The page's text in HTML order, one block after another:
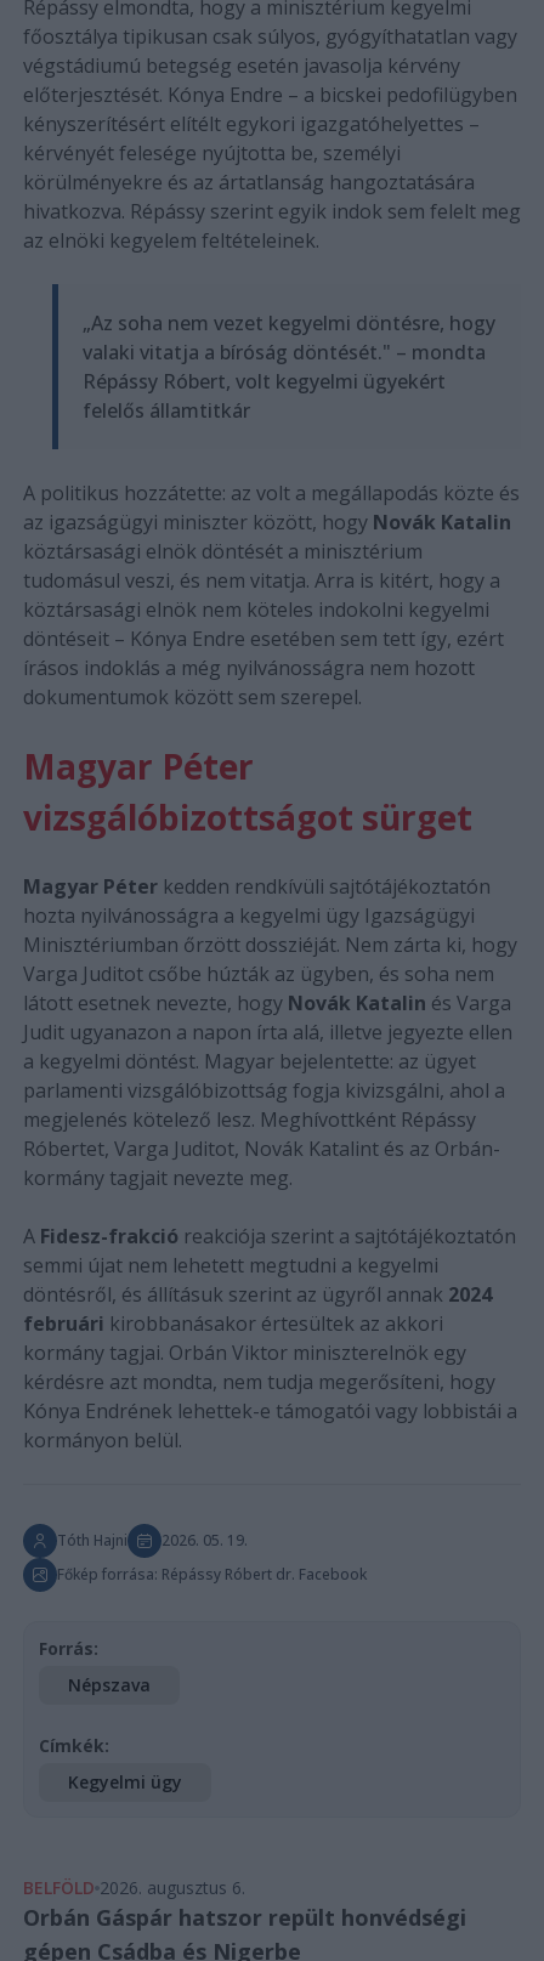
Répássy elmondta, hogy a minisztérium kegyelmi
főosztálya tipikusan csak súlyos, gyógyíthatatlan vagy
végstádiumú betegség esetén javasolja kérvény
előterjesztését. Kónya Endre – a bicskei pedofilügyben
kényszerítésért elítélt egykori igazgatóhelyettes –
kérvényét felesége nyújtotta be, személyi
körülményekre és az ártatlanság hangoztatására
hivatkozva. Répássy szerint egyik indok sem felelt meg
az elnöki kegyelem feltételeinek.
„Az soha nem vezet kegyelmi döntésre, hogy
valaki vitatja a bíróság döntését." – mondta
Répássy Róbert, volt kegyelmi ügyekért
felelős államtitkár
A politikus hozzátette: az volt a megállapodás közte és
az igazságügyi miniszter között, hogy Novák Katalin
köztársasági elnök döntését a minisztérium
tudomásul veszi, és nem vitatja. Arra is kitért, hogy a
köztársasági elnök nem köteles indokolni kegyelmi
döntéseit – Kónya Endre esetében sem tett így, ezért
írásos indoklás a még nyilvánosságra nem hozott
dokumentumok között sem szerepel.
Magyar Péter
vizsgálóbizottságot sürget
Magyar Péterkedden rendkívüli sajtótájékoztatón
hozta nyilvánosságra a kegyelmi ügy Igazságügyi
Minisztériumban őrzött dossziéját. Nem zárta ki, hogy
Varga Juditot csőbe húzták az ügyben, és soha nem
látott esetnek nevezte, hogy Novák Katalin és Varga
Judit ugyanazon a napon írta alá, illetve jegyezte ellen
a kegyelmi döntést. Magyar bejelentette: az ügyet
parlamenti vizsgálóbizottság fogja kivizsgálni, ahol a
megjelenés kötelező lesz. Meghívottként Répássy
Róbertet, Varga Juditot, Novák Katalint és az Orbán-
kormány tagjait nevezte meg.
A Fidesz-frakció reakciója szerint a sajtótájékoztatón
semmi újat nem lehetett megtudni a kegyelmi
döntésről, és állításuk szerint az ügyről annak 2024
februári kirobbanásakor értesültek az akkori
kormány tagjai. Orbán Viktor miniszterelnök egy
kérdésre azt mondta, nem tudja megerősíteni, hogy
Kónya Endrének lehettek-e támogatói vagy lobbistái a
kormányon belül.
Tóth Hajni
2026. 05. 19.
Főkép forrása: Répássy Róbert dr. Facebook
Forrás:
Népszava
Címkék:
Kegyelmi ügy
BELFÖLD 2026. augusztus 6.
Orbán Gáspár hatszor repült honvédségi
gépen Csádba és Nigerbe